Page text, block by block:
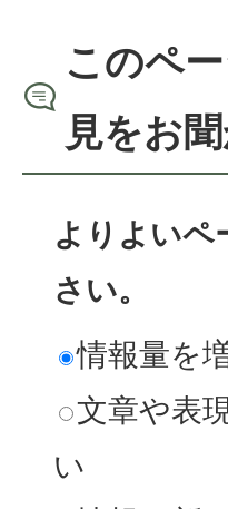
このペ
見をお
よりよいペ
さい。
情報量を
文章や表
い